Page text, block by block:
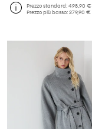
Prezzo standard:498,90 €
Prezzo più basso:279,90 €